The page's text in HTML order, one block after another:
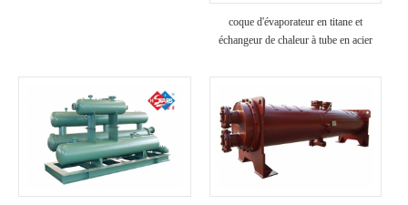
coque d'évaporateur en titane et
échangeur de chaleur à tube en acier